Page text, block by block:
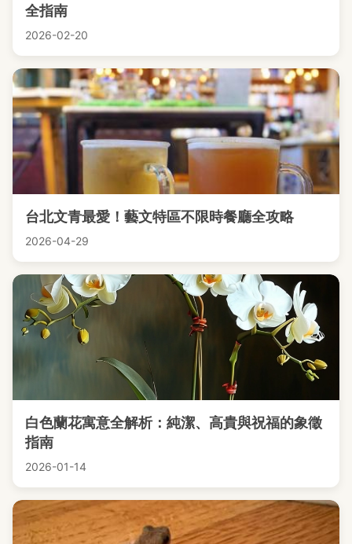
全指南
2026-02-20
台北文青最愛！藝文特區不限時餐廳全攻略
2026-04-29
白色蘭花寓意全解析：純潔、高貴與祝福的象徵
指南
2026-01-14